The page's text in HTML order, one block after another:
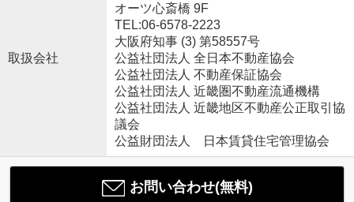
取扱会社
オーツ心斎橋 9F
TEL:06-6578-2223
大阪府知事 (3) 第58557号
公益社団法人 全日本不動産協会
公益社団法人 不動産保証協会
公益社団法人 近畿圏不動産流通機構
公益社団法人 近畿地区不動産公正取引協
議会
公益財団法人 日本賃貸住宅管理協会
お問い合わせ(無料)